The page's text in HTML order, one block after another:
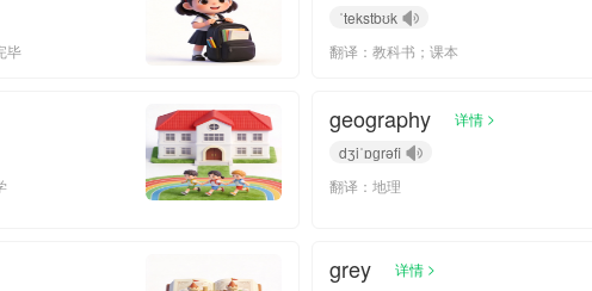
毕
ˈtekstbʊk
翻译：教科书；课本
geography 详情 >
dʒiˈɒɡrəfi
翻译：地理
grey 详情 >